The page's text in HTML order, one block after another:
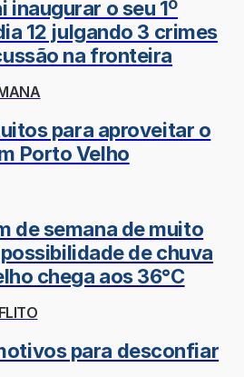
inaugurar o seu 1º
12 julgando 3 crimes
na fronteira
para aproveitar o
Porto Velho
de semana de muito
de chuva
chega aos 36°C
para desconfiar